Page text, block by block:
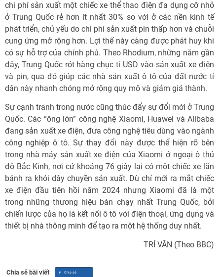
chi phí sản xuất một chiếc xe thể thao điện đa dụng cỡ nhỏ
ở Trung Quốc rẻ hơn ít nhất 30% so với ở các nền kinh tế
phát triển, chủ yếu do chi phí sản xuất pin thấp hơn và chuỗi
cung ứng mở rộng hơn. Lợi thế này càng được phát huy khi
có sự hỗ trợ của chính phủ. Theo Rhodium, những năm gần
đây, Trung Quốc rót hàng chục tỉ USD vào sản xuất xe điện
và pin, qua đó giúp các nhà sản xuất ô tô của đất nước tỉ
dân này nhanh chóng mở rộng quy mô và giảm giá thành.
Sự cạnh tranh trong nước cũng thúc đẩy sự đổi mới ở Trung
Quốc. Các “ông lớn” công nghệ Xiaomi, Huawei và Alibaba
đang sản xuất xe điện, đưa công nghệ tiêu dùng vào ngành
công nghiệp ô tô. Sự thay đổi này được thể hiện rõ bên
trong nhà máy sản xuất xe điện của Xiaomi ở ngoại ô thủ
đô Bắc Kinh, nơi cứ khoảng 76 giây lại có một chiếc xe lăn
bánh ra khỏi dây chuyền sản xuất. Dù chỉ mới ra mắt chiếc
xe điện đầu tiên hồi năm 2024 nhưng Xiaomi đã là một
trong những thương hiệu bán chạy nhất Trung Quốc, bởi
chiến lược của họ là kết nối ô tô với điện thoại, ứng dụng và
thiết bị nhà thông minh để tạo ra một hệ thống duy nhất.
TRÍ VĂN (Theo BBC)
Chia sẻ bài viết